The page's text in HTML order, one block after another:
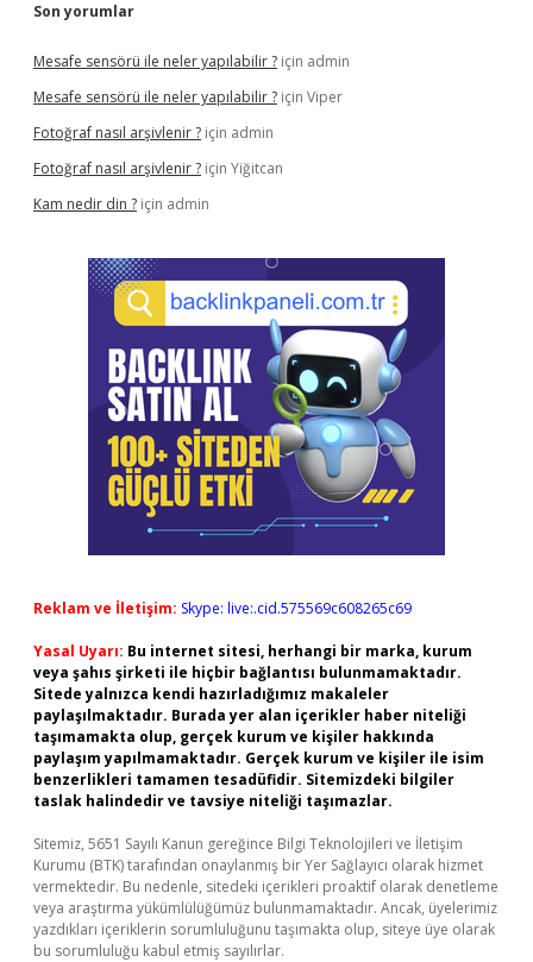
Son yorumlar
Mesafe sensörü ile neler yapılabilir ? için admin
Mesafe sensörü ile neler yapılabilir ? için Viper
Fotoğraf nasıl arşivlenir ? için admin
Fotoğraf nasıl arşivlenir ? için Yiğitcan
Kam nedir din ? için admin
Reklam ve İletişim: Skype: live:.cid.575569c608265c69
Yasal Uyarı: Bu internet sitesi, herhangi bir marka, kurum
veya şahıs şirketi ile hiçbir bağlantısı bulunmamaktadır.
Sitede yalnızca kendi hazırladığımız makaleler
paylaşılmaktadır. Burada yer alan içerikler haber niteliği
taşımamakta olup, gerçek kurum ve kişiler hakkında
paylaşım yapılmamaktadır. Gerçek kurum ve kişiler ile isim
benzerlikleri tamamen tesadüfidir. Sitemizdeki bilgiler
taslak halindedir ve tavsiye niteliği taşımazlar.
Sitemiz, 5651 Sayılı Kanun gereğince Bilgi Teknolojileri ve İletişim
Kurumu (BTK) tarafından onaylanmış bir Yer Sağlayıcı olarak hizmet
vermektedir. Bu nedenle, sitedeki içerikleri proaktif olarak denetleme
veya araştırma yükümlülüğümüz bulunmamaktadır. Ancak, üyelerimiz
yazdıkları içeriklerin sorumluluğunu taşımakta olup, siteye üye olarak
bu sorumluluğu kabul etmiş sayılırlar.